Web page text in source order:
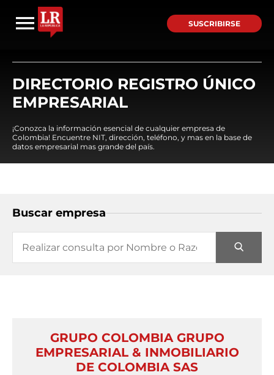
SUSCRIBIRSE
DIRECTORIO REGISTRO ÚNICO
EMPRESARIAL
¡Conozca la información esencial de cualquier empresa de
Colombia! Encuentre NIT, dirección, teléfono, y mas en la base de
datos empresarial mas grande del país.
Buscar empresa
GRUPO COLOMBIA GRUPO
EMPRESARIAL & INMOBILIARIO
DE COLOMBIA SAS